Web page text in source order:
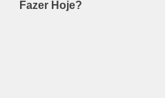
Fazer Hoje?